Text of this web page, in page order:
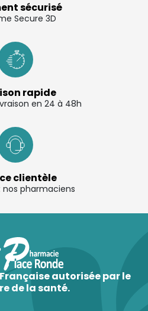
sécurisé
Secure 3D
rapide
en 24 à 48h
clientèle
pharmaciens
autorisée par le
de la santé.